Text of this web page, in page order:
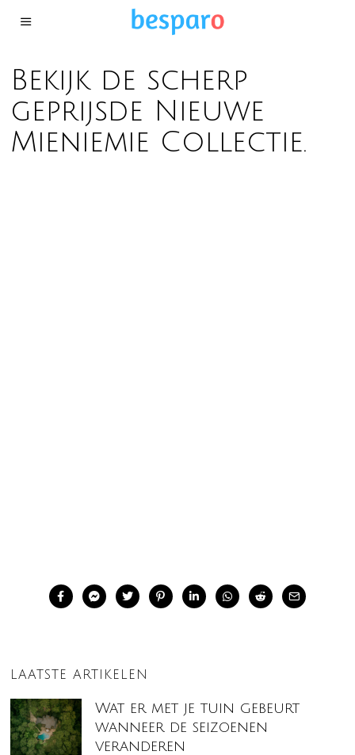
Bekijk de scherp
geprijsde Nieuwe
Mieniemie Collectie.
LAATSTE ARTIKELEN
Wat er met je tuin gebeurt
wanneer de seizoenen
veranderen